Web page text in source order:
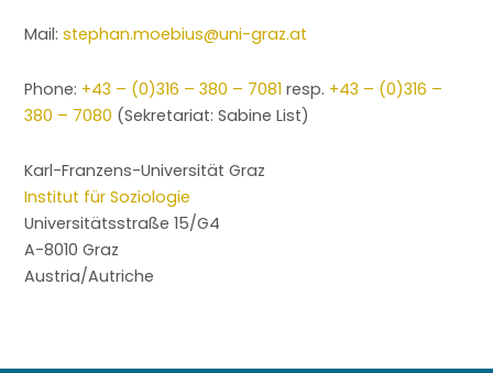
Mail:stephan.moebius@uni-graz.at
Phone: +43 – (0)316 – 380 – 7081 resp. +43 – (0)316 –
380 – 7080 (Sekretariat: Sabine List)
Karl-Franzens-Universität Graz
Institut für Soziologie
Universitätsstraße 15/G4
A-8010 Graz
Austria/Autriche